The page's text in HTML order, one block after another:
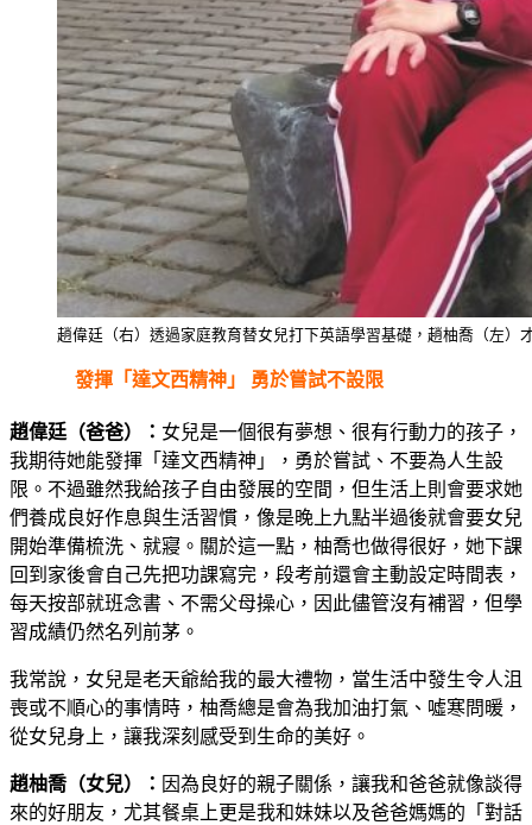
趙偉廷（右）透過家庭教育替女兒打下英語學習基礎，趙柚喬（左）
發揮「達文西精神」 勇於嘗試不設限
趙偉廷（爸爸）： 女兒是一個很有夢想、很有行動力的孩子，
我期待她能發揮「達文西精神」，勇於嘗試、不要為人生設
限。不過雖然我給孩子自由發展的空間，但生活上則會要求她
們養成良好作息與生活習慣，像是晚上九點半過後就會要女兒
開始準備梳洗、就寢。關於這一點，柚喬也做得很好，她下課
回到家後會自己先把功課寫完，段考前還會主動設定時間表，
每天按部就班念書、不需父母操心，因此儘管沒有補習，但學
習成績仍然名列前茅。
我常說，女兒是老天爺給我的最大禮物，當生活中發生令人沮
喪或不順心的事情時，柚喬總是會為我加油打氣、噓寒問暖，
從女兒身上，讓我深刻感受到生命的美好。
趙柚喬（女兒）： 因為良好的親子關係，讓我和爸爸就像談得
來的好朋友，尤其餐桌上更是我和妹妹以及爸爸媽媽的「對話